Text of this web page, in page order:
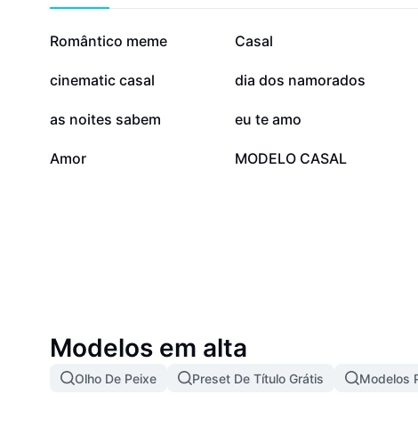
do seu relacionamento!
9 mi
Romântico meme 310,4 mil
Casal
207,3 mil
cinematic casal 164,5 mil
dia dos namorados
59,4 mil
as noites sabem 39,2 mil
eu te amo
1,4 mil
Amor 109
MODELO CASAL
Modelos em alta
Olho De Peixe Preset De Título Grátis Modelos